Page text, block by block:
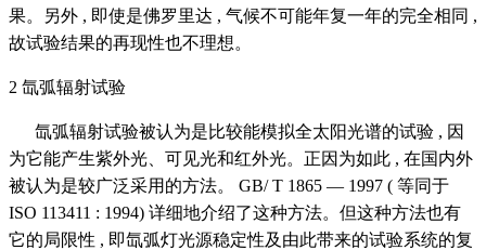
果。另外 , 即使是佛罗里达 , 气候不可能年复一年的完全相同 ,
故试验结果的再现性也不理想。
2 氙弧辐射试验
氙弧辐射试验被认为是比较能模拟全太阳光谱的试验 , 因
为它能产生紫外光、可见光和红外光。正因为如此 , 在国内外
被认为是较广泛采用的方法。 GB/ T 1865 — 1997 ( 等同于
ISO 113411 : 1994) 详细地介绍了这种方法。 但这种方法也有
它的局限性 , 即氙弧灯光源稳定性及由此带来的试验系统的复